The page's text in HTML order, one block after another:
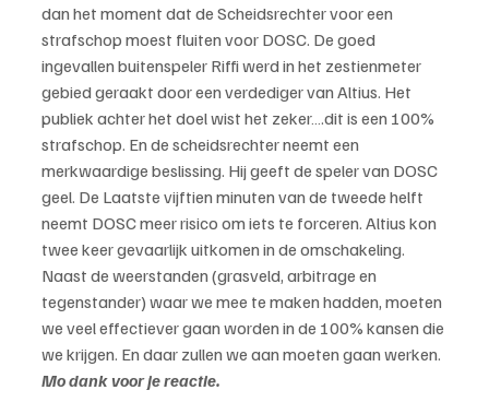
dan het moment dat de Scheidsrechter voor een
strafschop moest fluiten voor DOSC. De goed
ingevallen buitenspeler Riffi werd in het zestienmeter
gebied geraakt door een verdediger van Altius. Het
publiek achter het doel wist het zeker….dit is een 100%
strafschop. En de scheidsrechter neemt een
merkwaardige beslissing. Hij geeft de speler van DOSC
geel. De Laatste vijftien minuten van de tweede helft
neemt DOSC meer risico om iets te forceren. Altius kon
twee keer gevaarlijk uitkomen in de omschakeling.
Naast de weerstanden (grasveld, arbitrage en
tegenstander) waar we mee te maken hadden, moeten
we veel effectiever gaan worden in de 100% kansen die
we krijgen. En daar zullen we aan moeten gaan werken.
Mo dank voor je reactie.